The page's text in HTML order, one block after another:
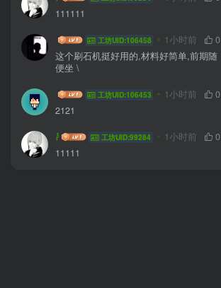
111111
z2535433656工坊UID:106458 1小时前
0
这个刷石机挺好用的,材料好简单,前期随
便坐 \
ze0719 工坊UID:106453 1小时前
0
2121
吊袜带 工坊UID:99284 1小时前
0
11111